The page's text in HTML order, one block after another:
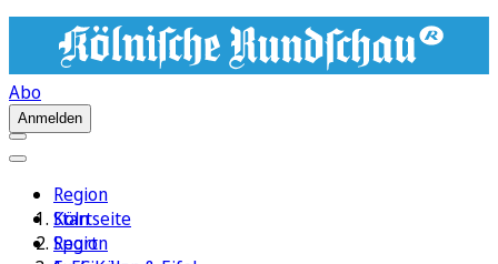
Abo
Anmelden
Region
Köln
Sport
Startseite
Region